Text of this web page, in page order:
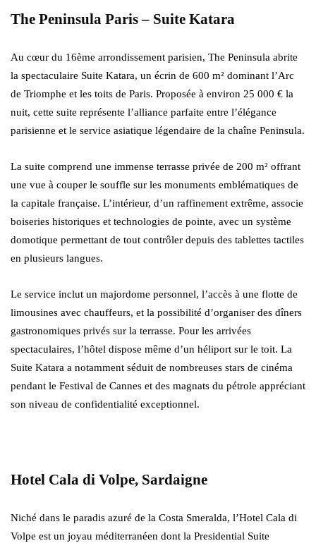
The Peninsula Paris – Suite Katara
Au cœur du 16ème arrondissement parisien, The Peninsula abrite
la spectaculaire Suite Katara, un écrin de 600 m² dominant l’Arc
de Triomphe et les toits de Paris. Proposée à environ 25 000 € la
nuit, cette suite représente l’alliance parfaite entre l’élégance
parisienne et le service asiatique légendaire de la chaîne Peninsula.
La suite comprend une immense terrasse privée de 200 m² offrant
une vue à couper le souffle sur les monuments emblématiques de
la capitale française. L’intérieur, d’un raffinement extrême, associe
boiseries historiques et technologies de pointe, avec un système
domotique permettant de tout contrôler depuis des tablettes tactiles
en plusieurs langues.
Le service inclut un majordome personnel, l’accès à une flotte de
limousines avec chauffeurs, et la possibilité d’organiser des dîners
gastronomiques privés sur la terrasse. Pour les arrivées
spectaculaires, l’hôtel dispose même d’un héliport sur le toit. La
Suite Katara a notamment séduit de nombreuses stars de cinéma
pendant le Festival de Cannes et des magnats du pétrole appréciant
son niveau de confidentialité exceptionnel.
Hotel Cala di Volpe, Sardaigne
Niché dans le paradis azuré de la Costa Smeralda, l’Hotel Cala di
Volpe est un joyau méditerranéen dont la Presidential Suite